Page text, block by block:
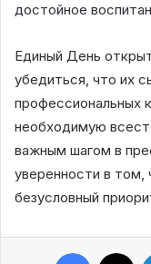
достойное
Единый День
убедиться, что их
профессиональных
необходимую
важным шагом в
уверенности в том,
безусловный
Facebook